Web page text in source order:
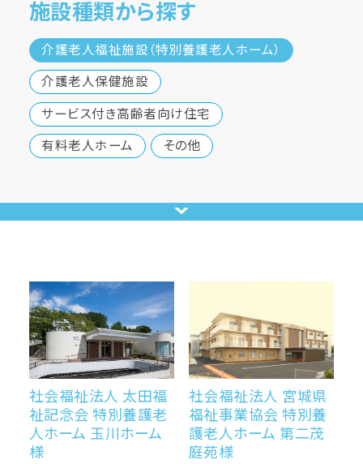
施設種類から探す
介護老人福祉施設（特別養護老人ホーム）
介護老人保健施設
サービス付き高齢者向け住宅
有料老人ホーム
その他
社会福祉法人 太田福
祉記念会 特別養護老
人ホーム 玉川ホーム
様
社会福祉法人 宮城県
福祉事業協会 特別養
護老人ホーム 第二茂
庭苑様